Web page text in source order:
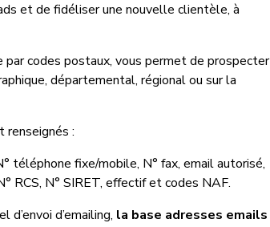
et de fidéliser une nouvelle clientèle, à
codes postaux, vous permet de prospecter
départemental, régional ou sur la
renseignés :
téléphone fixe/mobile, N° fax, email autorisé,
RCS, N° SIRET, effectif et codes NAF.
d’emailing, la base adresses emails